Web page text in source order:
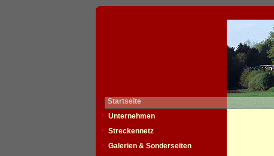
Startseite
Unternehmen
Streckennetz
Galerien & Sonderseiten